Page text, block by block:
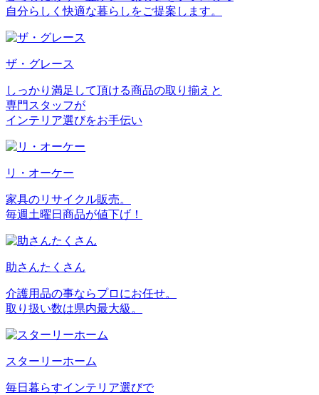
自分らしく快適な暮らしをご提案します。
ザ・グレース
しっかり満足して頂ける商品の取り揃えと
専門スタッフが
インテリア選びをお手伝い
リ・オーケー
家具のリサイクル販売。
毎週土曜日商品が値下げ！
助さんたくさん
介護用品の事ならプロにお任せ。
取り扱い数は県内最大級。
スターリーホーム
毎日暮らすインテリア選びで